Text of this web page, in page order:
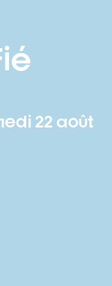
22 août